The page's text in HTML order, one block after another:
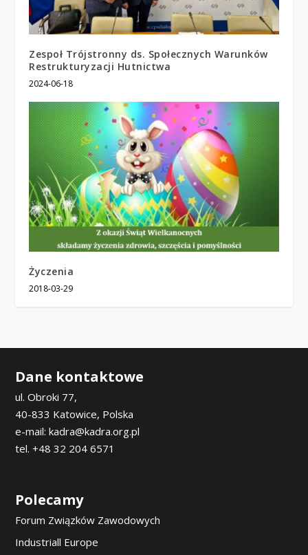
Zespoł Trójstronny ds. Społecznych Warunków
Restrukturyzacji Hutnictwa
2024-06-18
Życzenia
2018-03-29
Dane kontaktowe
ul. Obroki 77,
40-833 Katowice, Polska
e-mail: kadra@kadra.org.pl
tel. +48 32 204 6571
Polecamy
Forum Związków Zawodowych
Industriall Europe